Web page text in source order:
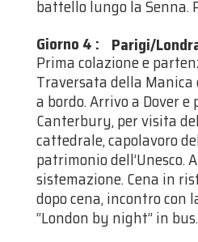
battello lungo la Senna.
Giorno 4 : Parigi/
Prima colazione e
Traversata della
a bordo. Arrivo a Dover
Canterbury, per visita
cattedrale, capolavoro
patrimonio dell’Unesco.
sistemazione. Cena in
dopo cena, incontro con
“London by night” in